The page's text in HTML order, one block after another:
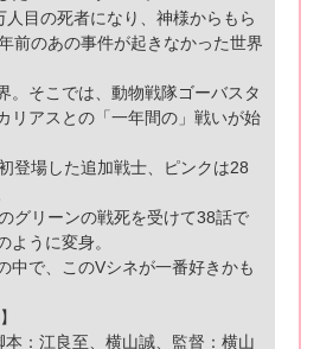
目の死者になり、神様からもら
前のあの事件が起きなかった世界
。そこでは、動物戦隊ゴーバスタ
リアスとの「一年間の」戦いが始
登場した追加戦士、ピンクは28
グリーンの戦死を受けて38話で
ように変身。
中で、このVシネが一番好きかも
：江良至、横山誠、監督：横山